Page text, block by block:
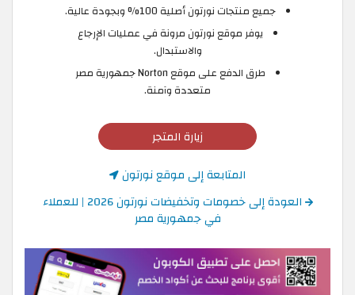
جميع منتجات نورتون أصلية 100% وبجودة عالية.
يوفر موقع نورتون مرونة في عمليات الإرجاع
والاستبدال.
طرق الدفع على موقع Norton جمهورية مصر
متعددة وآمنة.
زيارة المتجر
المتابعة إلى موقع نورتون
العودة إلى خصومات وتخفيضات نورتون 2026 | للعملاء
في جمهورية مصر